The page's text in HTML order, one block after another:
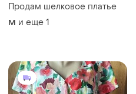
Продам шелковое платье
M и еще 1